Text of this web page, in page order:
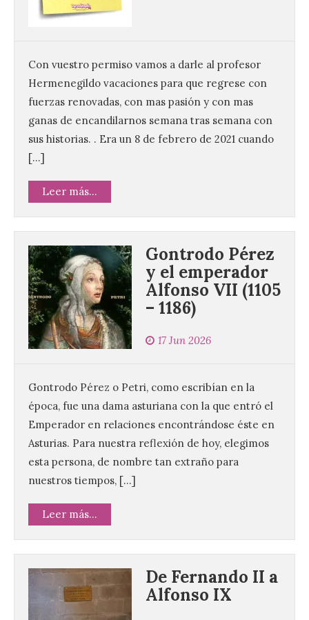
Con vuestro permiso vamos a darle al profesor
Hermenegildo vacaciones para que regrese con
fuerzas renovadas, con mas pasión y con mas
ganas de encandilarnos semana tras semana con
sus historias. . Era un 8 de febrero de 2021 cuando
[…]
Leer más...
Gontrodo Pérez
y el emperador
Alfonso VII (1105
– 1186)
17 Jun 2026
Gontrodo Pérez o Petri, como escribían en la
época, fue una dama asturiana con la que entró el
Emperador en relaciones encontrándose éste en
Asturias. Para nuestra reflexión de hoy, elegimos
esta persona, de nombre tan extraño para
nuestros tiempos, […]
Leer más...
De Fernando II a
Alfonso IX